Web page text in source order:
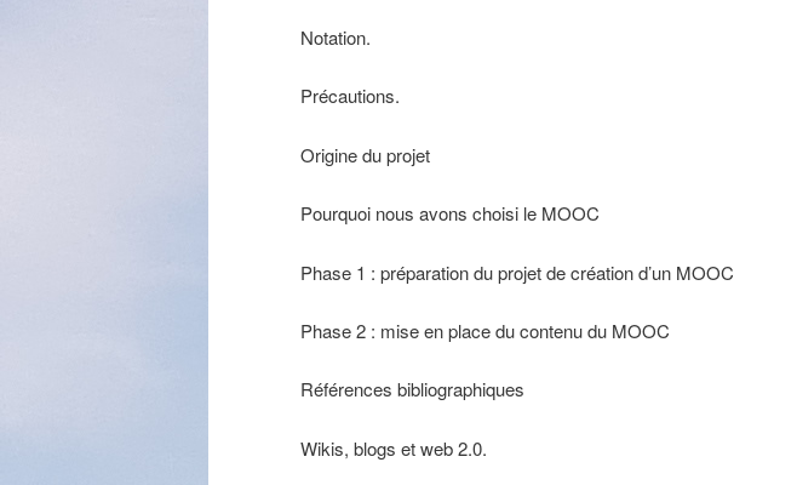
Notation.
Précautions.
Origine du projet
Pourquoi nous avons choisi le MOOC
Phase 1 : préparation du projet de création d’un MOOC
Phase 2 : mise en place du contenu du MOOC
Références bibliographiques
Wikis, blogs et web 2.0.